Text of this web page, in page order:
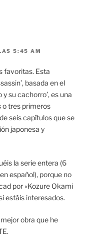
5:45 AM
favoritas. Esta
basada en el
y su cachorro’, es una
o tres primeros
seis capítulos que se
japonesa y
la serie entera (6
español), porque no
por «Kozure Okami
estáis interesados.
obra que he